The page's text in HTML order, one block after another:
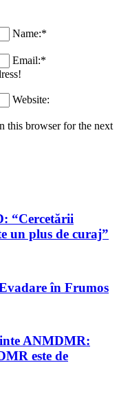
Name:*
Email:*
Website:
this browser for the next
“Cercetării
un plus de curaj”
în Frumos
ANMDMR:
este de